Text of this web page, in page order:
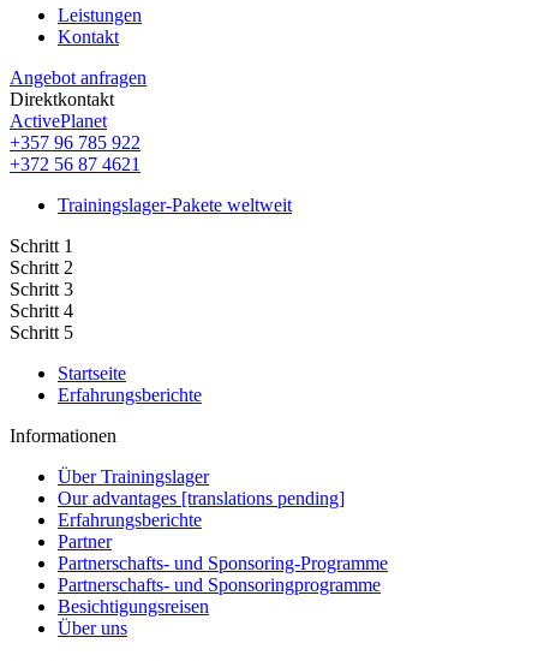
Leistungen
Kontakt
Angebot anfragen
Direktkontakt
ActivePlanet
+357 96 785 922
+372 56 87 4621
Trainingslager-Pakete weltweit
Schritt 1
Schritt 2
Schritt 3
Schritt 4
Schritt 5
Startseite
Erfahrungsberichte
Informationen
Über Trainingslager
Our advantages [translations pending]
Erfahrungsberichte
Partner
Partnerschafts- und Sponsoring-Programme
Partnerschafts- und Sponsoringprogramme
Besichtigungsreisen
Über uns